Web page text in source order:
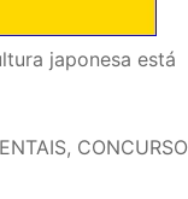
japonesa está
CONCURSO